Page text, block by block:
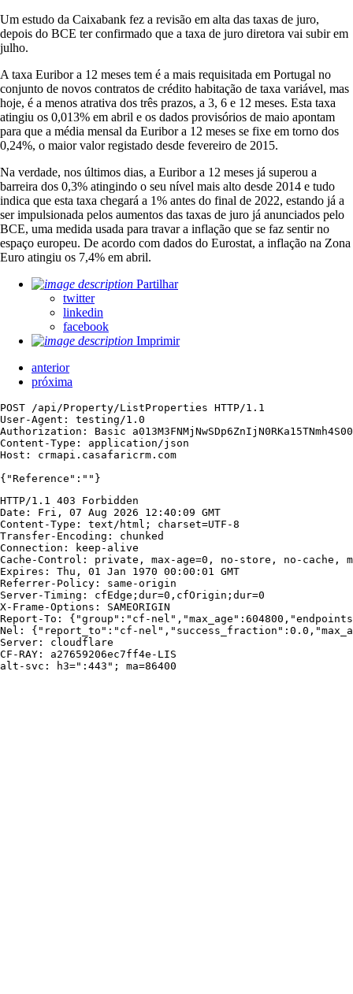
Um estudo da Caixabank fez a revisão em alta das taxas de juro,
depois do BCE ter confirmado que a taxa de juro diretora vai subir em
julho.
A taxa Euribor a 12 meses tem é a mais requisitada em Portugal no
conjunto de novos contratos de crédito habitação de taxa variável, mas
hoje, é a menos atrativa dos três prazos, a 3, 6 e 12 meses. Esta taxa
atingiu os 0,013% em abril e os dados provisórios de maio apontam
para que a média mensal da Euribor a 12 meses se fixe em torno dos
0,24%, o maior valor registado desde fevereiro de 2015.
Na verdade, nos últimos dias, a Euribor a 12 meses já superou a
barreira dos 0,3% atingindo o seu nível mais alto desde 2014 e tudo
indica que esta taxa chegará a 1% antes do final de 2022, estando já a
ser impulsionada pelos aumentos das taxas de juro já anunciados pelo
BCE, uma medida usada para travar a inflação que se faz sentir no
espaço europeu. De acordo com dados do Eurostat, a inflação na Zona
Euro atingiu os 7,4% em abril.
Partilhar
twitter
linkedin
facebook
Imprimir
anterior
próxima
POST /api/Property/ListProperties HTTP/1.1
User-Agent: testing/1.0
Authorization: Basic
Content-Type: application/json
Host: crmapi.casafaricrm.com
{"Reference":""}
HTTP/1.1 403 Forbidden
Date: Fri, 07 Aug 2026 12:40:09 GMT
Content-Type: text/html; charset=UTF-8
Transfer-Encoding: chunked
Connection: keep-alive
Cache-Control: private, max-age=0, no-store, no-cache,
Expires: Thu, 01 Jan 1970 00:00:01 GMT
Referrer-Policy: same-origin
Server-Timing: cfEdge;dur=0,cfOrigin;dur=0
X-Frame-Options: SAMEORIGIN
Report-To: {"group":"cf-
Nel: {"report_to":"cf-
Server: cloudflare
CF-RAY: a27659206ec7ff4e-LIS
alt-svc: h3=":443"; ma=86400